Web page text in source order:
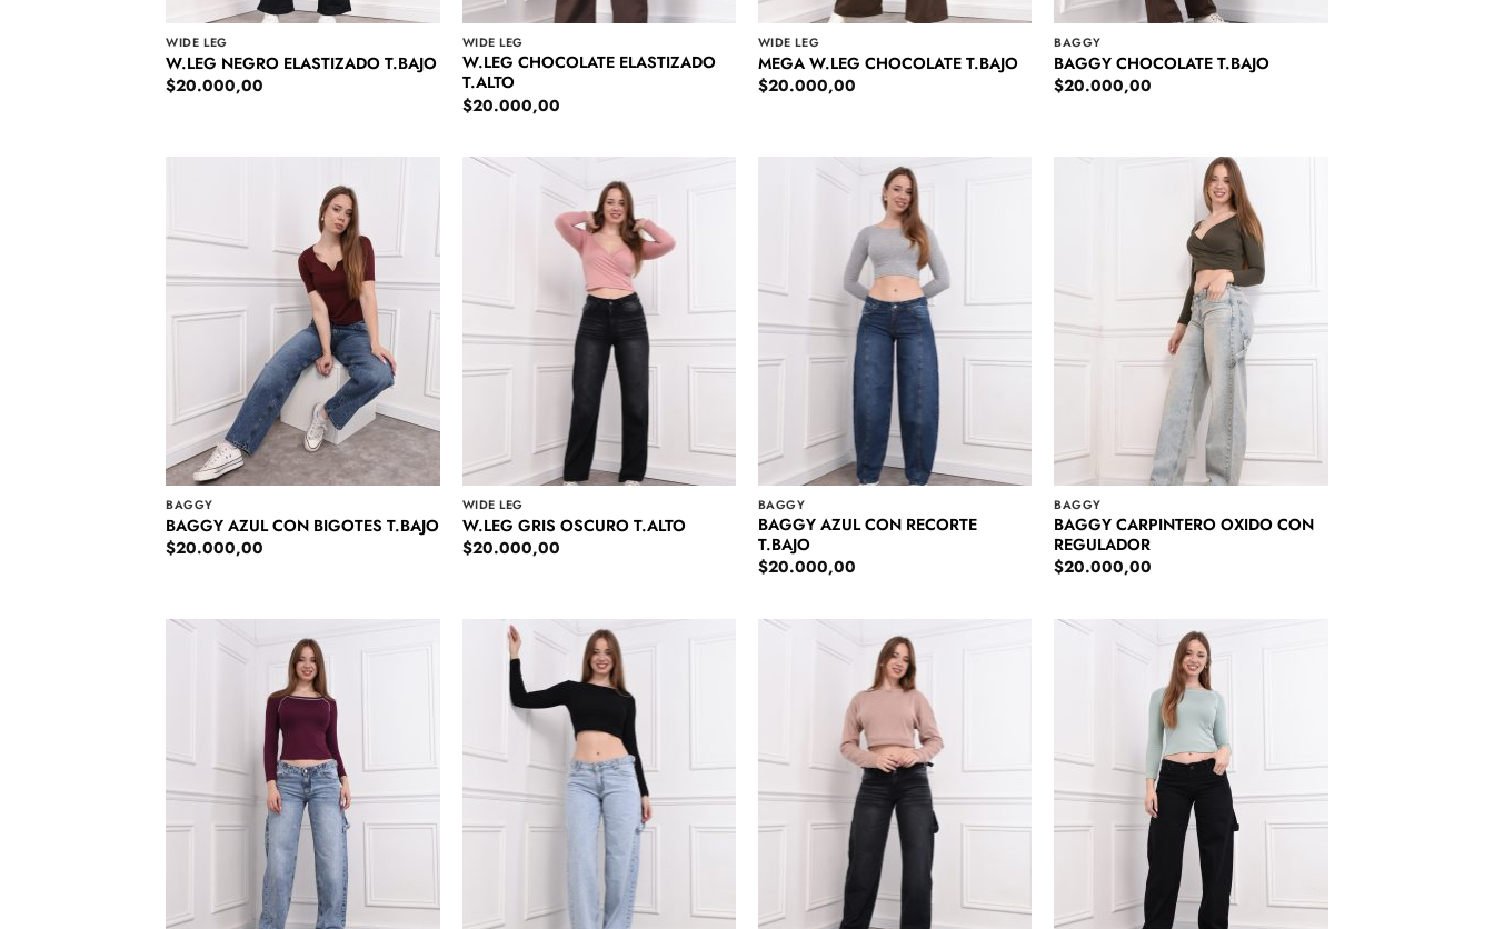
WIDE LEG
W.LEG NEGRO ELASTIZADO T.BAJO
$20.000,00
WIDE LEG
W.LEG CHOCOLATE ELASTIZADO
T.ALTO
$20.000,00
WIDE LEG
MEGA W.LEG CHOCOLATE T.BAJO
$20.000,00
BAGGY
BAGGY CHOCOLATE T.BAJO
$20.000,00
BAGGY
BAGGY AZUL CON BIGOTES T.BAJO
$20.000,00
WIDE LEG
W.LEG GRIS OSCURO T.ALTO
$20.000,00
BAGGY
BAGGY AZUL CON RECORTE
T.BAJO
$20.000,00
BAGGY
BAGGY CARPINTERO OXIDO CON
REGULADOR
$20.000,00